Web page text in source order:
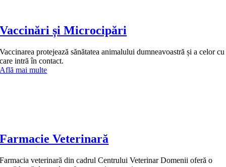
Vaccinări și Microcipări
Vaccinarea protejează sănătatea animalului dumneavoastră și a celor cu
care intră în contact.
Află mai multe
Farmacie Veterinară
Farmacia veterinară din cadrul Centrului Veterinar Domenii oferă o